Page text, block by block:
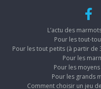
L’actu des
Pour les tout-
Pour les tout petits (à partir de
Pour les
Pour les
Pour les grands
Comment choisir un jeu